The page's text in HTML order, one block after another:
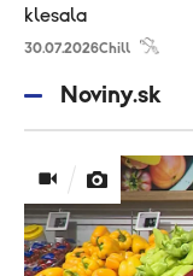
klesala
30.07.2026Chill
Noviny.sk